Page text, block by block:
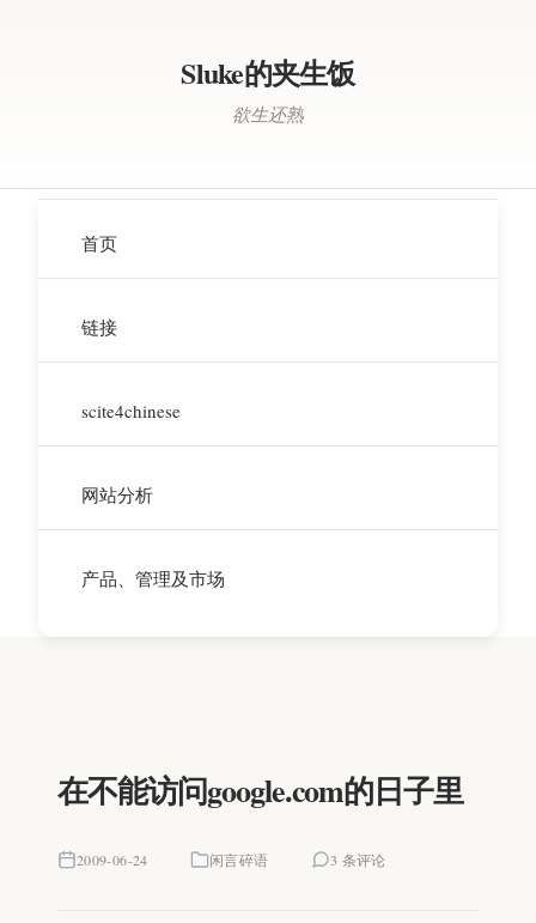
Sluke的夹生饭
欲生还熟
首页
链接
scite4chinese
网站分析
产品、管理及市场
在不能访问google.com的日子里
2009-06-24 闲言碎语 3 条评论